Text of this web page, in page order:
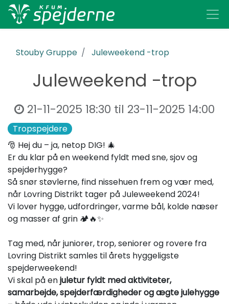
Stouby Gruppe Juleweekend -trop
Juleweekend -trop
21-11-2025 18:30 til 23-11-2025 14:00
Tropspejdere
🎅 Hej du – ja, netop DIG! 🎄
Er du klar på en weekend fyldt med sne, sjov og
spejderhygge?
Så snør støvlerne, find nissehuen frem og vær med,
når Lovring Distrikt tager på Juleweekend 2024!
Vi lover hygge, udfordringer, varme bål, kolde næser
og masser af grin 🏕️🔥✨
Tag med, når juniorer, trop, seniorer og rovere fra
Lovring Distrikt samles til årets hyggeligste
spejderweekend!
Vi skal på enjuletur fyldt med aktiviteter,
samarbejde, spejderfærdigheder og ægte julehygge